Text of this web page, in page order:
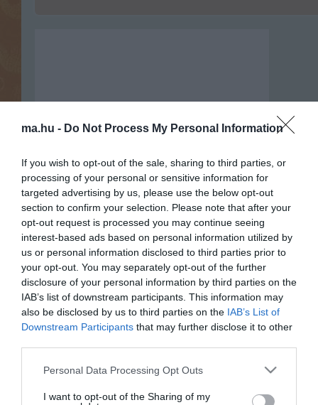
ma.hu - Do Not Process My Personal Information
If you wish to opt-out of the sale, sharing to third parties, or
processing of your personal or sensitive information for
targeted advertising by us, please use the below opt-out
section to confirm your selection. Please note that after your
opt-out request is processed you may continue seeing
interest-based ads based on personal information utilized by
us or personal information disclosed to third parties prior to
your opt-out. You may separately opt-out of the further
disclosure of your personal information by third parties on the
IAB’s list of downstream participants. This information may
also be disclosed by us to third parties on the IAB’s List of
Downstream Participants that may further disclose it to other
Please note that this website/app uses one or more Google
not limited to your visit or usage behaviour. You may click to
Personal Data Processing Opt Outs
I want to opt-out of the Sharing of my
Portál szoftver és szerkesztőségi
•
Médiaajánlat és hirdetési akciók Impresszum • Adatvédelmi